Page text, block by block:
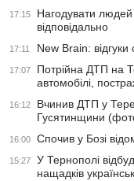
17:15
Нагодувати
відповідально
17:11 New Brain:
17:07
Потрійна ДТП на
автомобілі,
16:12
Вчинив ДТП у
Гусятинщини
16:00 Спочив у Бозі
15:27
У Тернополі
нащадків